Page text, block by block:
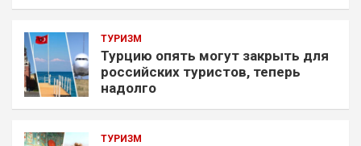
ТУРИЗМ
Турцию опять могут закрыть для
российских туристов, теперь
надолго
ТУРИЗМ